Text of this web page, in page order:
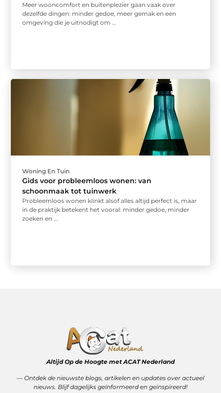
Meer wooncomfort en buitenplezier gaan vaak over
dezelfde dingen: minder gedoe, meer gemak en een
omgeving die je uitnodigt om ...
Woning En Tuin
Gids voor probleemloos wonen: van
schoonmaak tot tuinwerk
Probleemloos wonen klinkt alsof alles altijd perfect is, maar
in de praktijk betekent het vooral: minder gedoe, minder
zoeken en ...
Altijd Op de Hoogte met ACAT Nederland
–– Ontdek de nieuwste blogs, artikelen en updates over actueel
nieuws. Blijf dagelijks geïnformeerd en geïnspireerd!